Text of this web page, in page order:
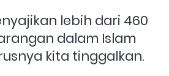
lebih dari 460
dalam Islam
kita tinggalkan.